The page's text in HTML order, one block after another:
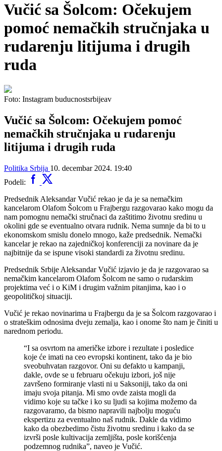
Vučić sa Šolcom: Očekujem
pomoć nemačkih stručnjaka u
rudarenju litijuma i drugih
ruda
Foto: Instagram buducnostsrbijeav
Vučić sa Šolcom: Očekujem pomoć
nemačkih stručnjaka u rudarenju
litijuma i drugih ruda
Politika Srbija 10. decembar 2024. 19:40
Podeli:
Predsednik Aleksandar Vučić rekao je da je sa nemačkim
kancelarom Olafom Šolcom u Frajbergu razgovarao kako mogu da
nam pomognu nemački stručnaci da zaštitimo životnu sredinu u
okolini gde se eventualno otvara rudnik. Nema sumnje da bi to u
ekonomskom smislu donelo mnogo, kaže predsednik. Nemački
kancelar je rekao na zajedničkoj konferenciji za novinare da je
najbitnije da se ispune visoki standardi za životnu sredinu.
Predsednik Srbije Aleksandar Vučić izjavio je da je razgovarao sa
nemačkim kancelarom Olafom Šolcom ne samo o rudarskim
projektima već i o KiM i drugim važnim pitanjima, kao i o
geopolitičkoj situaciji.
Vučić je rekao novinarima u Frajbergu da je sa Šolcom razgovarao i
o strateškim odnosima dveju zemalja, kao i onome što nam je činiti u
narednom periodu.
“I sa osvrtom na američke izbore i rezultate i posledice
koje će imati na ceo evropski kontinent, tako da je bio
sveobuhvatan razgovor. Oni su defakto u kampanji,
dakle, ovde se u februaru očekuju izbori, još nije
završeno formiranje vlasti ni u Saksoniji, tako da oni
imaju svoja pitanja. Mi smo ovde zaista mogli da
vidimo koje su tačke i ko su ljudi sa kojima možemo da
razgovaramo, da bismo napravili najbolju moguću
ekspertizu za eventualno naš rudnik. Dakle da vidimo
kako da obezbedimo čistu životnu sredinu i kako da se
izvrši posle kultivacija zemljišta, posle korišćenja
podzemnog rudnika”, naveo je Vučić.